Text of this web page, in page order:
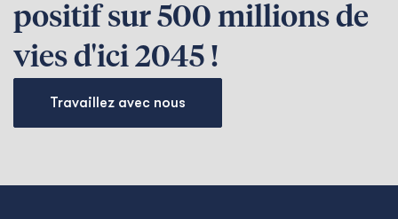
positif sur 500 millions de
vies d'ici 2045 !
Travaillez avec nous